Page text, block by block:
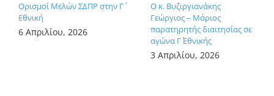
Ορισμοί Μελών ΣΔΠΡ στην Γ΄
Εθνική
6 Απριλίου, 2026
Ο κ. Βυζιργιανάκης
Γεώργιος – Μάριος
παρατηρητής διαιτησίας σε
αγώνα Γ΄ Εθνικής
3 Απριλίου, 2026